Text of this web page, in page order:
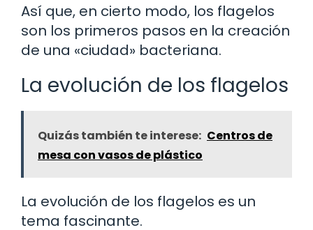
Así que, en cierto modo, los flagelos
son los primeros pasos en la creación
de una «ciudad» bacteriana.
La evolución de los flagelos
Quizás también te interese: Centros de
mesa con vasos de plástico
La evolución de los flagelos es un
tema fascinante.